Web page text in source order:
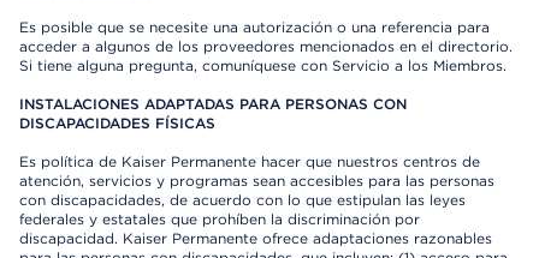
Es posible que se necesite una autorización o una referencia para
acceder a algunos de los proveedores mencionados en el directorio.
Si tiene alguna pregunta, comuníquese con Servicio a los Miembros.
INSTALACIONES ADAPTADAS PARA PERSONAS CON
DISCAPACIDADES FÍSICAS
Es política de Kaiser Permanente hacer que nuestros centros de
atención, servicios y programas sean accesibles para las personas
con discapacidades, de acuerdo con lo que estipulan las leyes
federales y estatales que prohíben la discriminación por
discapacidad. Kaiser Permanente ofrece adaptaciones razonables